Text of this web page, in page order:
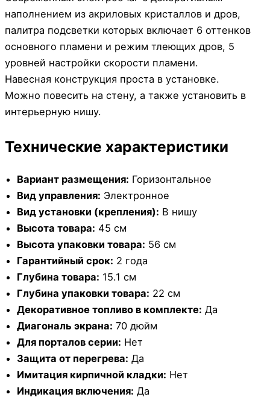
наполнением из акриловых кристаллов и дров,
палитра подсветки которых включает 6 оттенков
основного пламени и режим тлеющих дров, 5
уровней настройки скорости пламени.
Навесная конструкция проста в установке.
Можно повесить на стену, а также установить в
интерьерную нишу.
Технические характеристики
Вариант размещения: Горизонтальное
Вид управления: Электронное
Вид установки (крепления): В нишу
Высота товара: 45 см
Высота упаковки товара: 56 см
Гарантийный срок: 2 года
Глубина товара: 15.1 см
Глубина упаковки товара: 22 см
Декоративное топливо в комплекте: Да
Диагональ экрана: 70 дюйм
Для порталов серии: Нет
Защита от перегрева: Да
Имитация кирпичной кладки: Нет
Индикация включения: Да